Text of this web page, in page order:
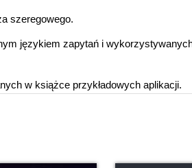
szeregowego.
językiem zapytań i
w książce przykładowych aplikacji.